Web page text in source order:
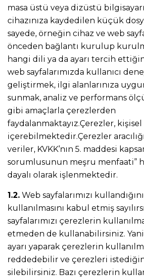
masa üstü veya dizüstü
cihazınıza kaydedilen küçük
sayede, örneğin cihaz ve web
önceden bağlantı kurulup
hangi dili ya da ayarı tercih
web sayfalarımızda kullanıcı
geliştirmek, ilgi alanlarınıza
sunmak, analiz ve performans
gibi amaçlarla çerezlerden
faydalanmaktayız.Çerezler,
içerebilmektedir.Çerezler
veriler, KVKK’nın 5. maddesi
sorumlusunun meşru menfaati”
dayalı olarak işlenmektedir.
1.2. Web sayfalarımızı
kullanılmasını kabul etmiş
sayfalarımızı çerezlerin
etmeden de kullanabilirsiniz.
ayarı yaparak çerezlerin
reddedebilir ve çerezleri
silebilirsiniz. Bazı çerezlerin